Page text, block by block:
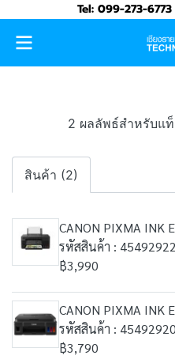
Tel: 099-273-
2 ผลลัพธ์สำหรับแ
สินค้า (2)
CANON PIXMA INK
รหัสสินค้า :
฿3,990
CANON PIXMA INK
รหัสสินค้า :
฿3,790